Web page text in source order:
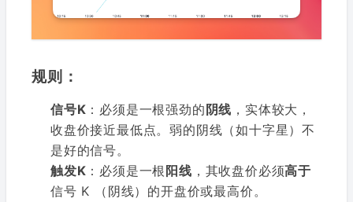
规则：
信号K ：必须是一根强劲的阴线 ，实体较大，
收盘价接近最低点。弱的阴线（如十字星）不
是好的信号。
触发K ：必须是一根阳线 ，其收盘价必须高于
信号 K （阴线）的开盘价或最高价。